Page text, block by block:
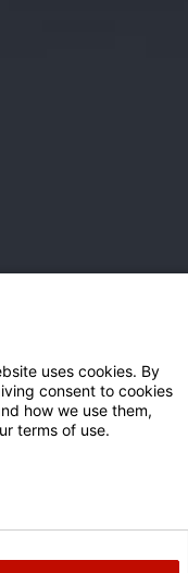
uses cookies. By
consent to cookies
how we use them,
terms of use.